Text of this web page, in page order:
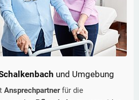
und Umgebung
Ansprechpartnerfür die